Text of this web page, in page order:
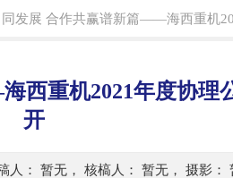
同发展 合作共赢谱新篇——海西重机
西重机2021年度协理
开
人： 暂无， 核槁人： 暂无， 摄影：